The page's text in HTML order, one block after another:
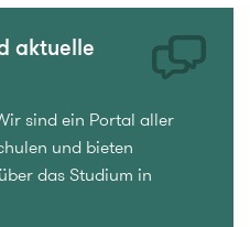
aktuelle
sind ein Portal aller
und bieten
das Studium in